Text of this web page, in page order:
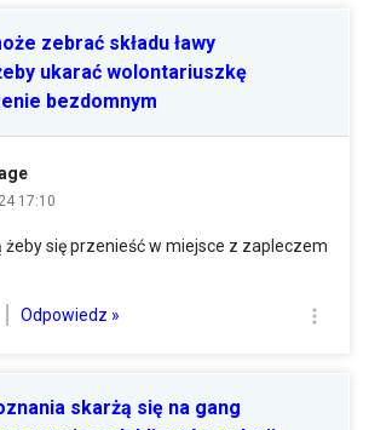
zebrać składu ławy
ukarać wolontariuszkę
bezdomnym
17:10
żeby się przenieść w miejsce z zapleczem
Odpowiedz »
skarżą się na gang